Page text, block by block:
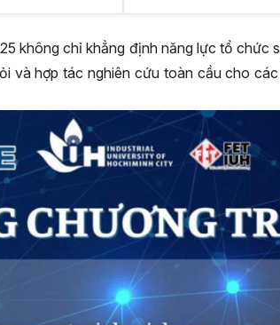
không chỉ khẳng định năng lực tổ chức
và hợp tác nghiên cứu toàn cầu cho